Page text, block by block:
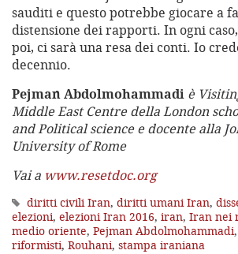
sauditi e questo potrebbe giocare a
distensione dei rapporti. In ogni
poi, ci sarà una resa dei conti. Io
decennio.
Pejman Abdolmohammadi è
Middle East Centre dellaLondon
and Political science e docente alla
University of Rome
Vai a www.resetdoc.org
diritti civili Iran, diritti umani Iran,
elezioni, elezioni Iran 2016, iran, Iran nei
medio oriente, Pejman Abdolmohammadi,
riformisti, Rouhani, stampa iraniana